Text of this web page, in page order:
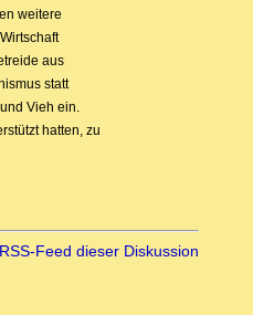
weitere
aus
statt
Vieh ein.
hatten, zu
Feed dieser Diskussion